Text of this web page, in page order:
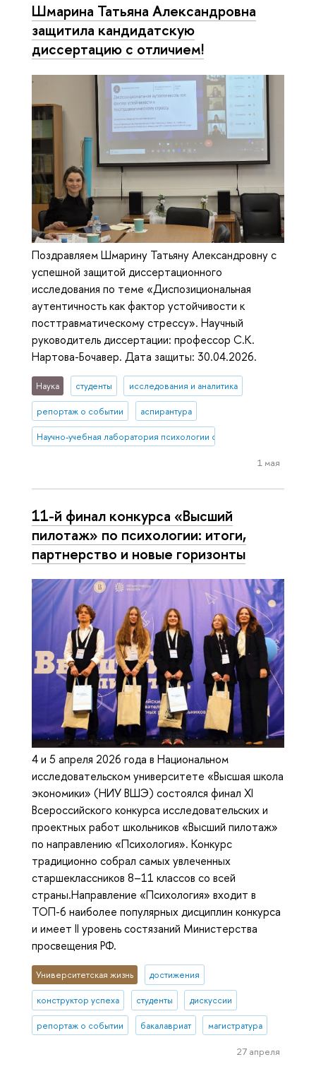
Шмарина Татьяна Александровна
защитила кандидатскую
диссертацию с отличием!
Поздравляем Шмарину Татьяну Александровну с
успешной защитой диссертационного
исследования по теме «Диспозициональная
аутентичность как фактор устойчивости к
посттравматическому стрессу». Научный
руководитель диссертации: профессор С.К.
Нартова-Бочавер. Дата защиты: 30.04.2026.
Наука студенты исследования и аналитика
репортаж о событии аспирантура
Научно-учебная лаборатория психологии салютогенной среды
1 мая
11-й финал конкурса «Высший
пилотаж» по психологии: итоги,
партнерство и новые горизонты
4 и 5 апреля 2026 года в Национальном
исследовательском университете «Высшая школа
экономики» (НИУ ВШЭ) состоялся финал XI
Всероссийского конкурса исследовательских и
проектных работ школьников «Высший пилотаж»
по направлению «Психология». Конкурс
традиционно собрал самых увлеченных
старшеклассников 8–11 классов со всей
страны.Направление «Психология» входит в
ТОП-6 наиболее популярных дисциплин конкурса
и имеет II уровень состязаний Министерства
просвещения РФ.
Университетская жизнь достижения
конструктор успеха студенты дискуссии
репортаж о событии бакалавриат магистратура
27 апреля